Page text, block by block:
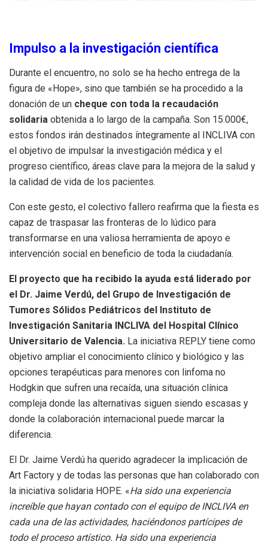
Impulso a la investigación científica
Durante el encuentro, no solo se ha hecho entrega de la
figura de «Hope», sino que también se ha procedido a la
donación de un cheque con toda la recaudación
solidaria obtenida a lo largo de la campaña. Son 15.000€,
estos fondos irán destinados íntegramente al INCLIVA con
el objetivo de impulsar la investigación médica y el
progreso científico, áreas clave para la mejora de la salud y
la calidad de vida de los pacientes.
Con este gesto, el colectivo fallero reafirma que la fiesta es
capaz de traspasar las fronteras de lo lúdico para
transformarse en una valiosa herramienta de apoyo e
intervención social en beneficio de toda la ciudadanía.
El proyecto que ha recibido la ayuda está liderado por
el Dr. Jaime Verdú, del Grupo de Investigación de
Tumores Sólidos Pediátricos del Instituto de
Investigación Sanitaria INCLIVA del Hospital Clínico
Universitario de Valencia. La iniciativa REPLY tiene como
objetivo ampliar el conocimiento clínico y biológico y las
opciones terapéuticas para menores con linfoma no
Hodgkin que sufren una recaída, una situación clínica
compleja donde las alternativas siguen siendo escasas y
donde la colaboración internacional puede marcar la
diferencia.
El Dr. Jaime Verdú ha querido agradecer la implicación de
Art Factory y de todas las personas que han colaborado con
la iniciativa solidaria HOPE. «Ha sido una experiencia
increíble que hayan contado con el equipo de INCLIVA en
cada una de las actividades, haciéndonos partícipes de
todo el proceso artístico. Ha sido una experiencia